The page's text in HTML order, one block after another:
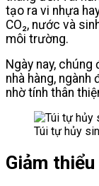
tạo ra vi nhựa
CO₂, nước và
môi trường.
Ngày nay,
nhà hàng,
nhờ tính thân
Túi tự hủy
Giảm